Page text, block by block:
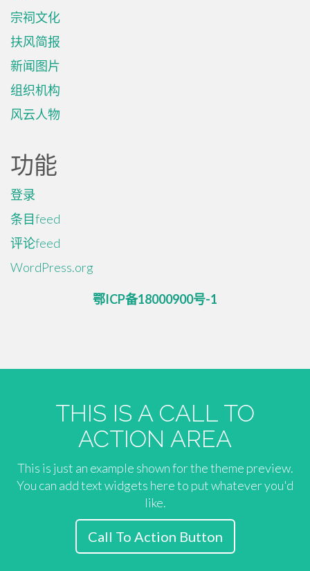
宗祠文化
扶风简报
新闻图片
组织机构
风云人物
功能
登录
条目feed
评论feed
WordPress.org
鄂ICP备18000900号-1
THIS IS A CALL TO
ACTION AREA
This is just an example shown for the theme preview.
You can add text widgets here to put whatever you'd
like.
Call To Action Button